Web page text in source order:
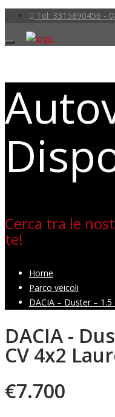
Tel: 3315890456 -
Cerca tra le
te!
Home
Parco veicoli
DACIA – Duster –
DACIA -
CV 4x2
€7.700